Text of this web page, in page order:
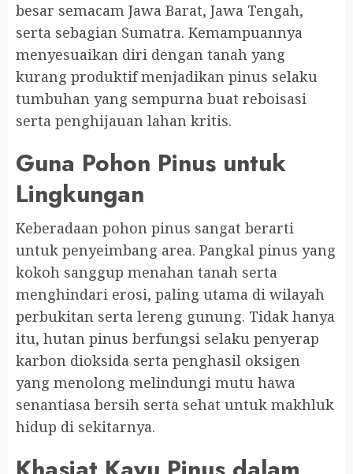
besar semacam Jawa Barat, Jawa Tengah,
serta sebagian Sumatra. Kemampuannya
menyesuaikan diri dengan tanah yang
kurang produktif menjadikan pinus selaku
tumbuhan yang sempurna buat reboisasi
serta penghijauan lahan kritis.
Guna Pohon Pinus untuk
Lingkungan
Keberadaan pohon pinus sangat berarti
untuk penyeimbang area. Pangkal pinus yang
kokoh sanggup menahan tanah serta
menghindari erosi, paling utama di wilayah
perbukitan serta lereng gunung. Tidak hanya
itu, hutan pinus berfungsi selaku penyerap
karbon dioksida serta penghasil oksigen
yang menolong melindungi mutu hawa
senantiasa bersih serta sehat untuk makhluk
hidup di sekitarnya.